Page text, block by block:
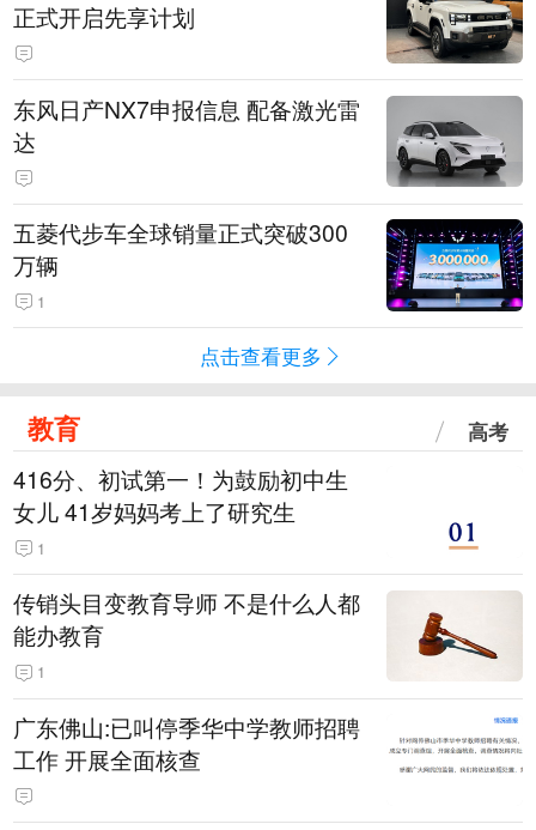
正式开启先享计划
东风日产NX7申报信息 配备激光雷
达
五菱代步车全球销量正式突破300
万辆
1
点击查看更多
教育 高考
416分、初试第一！为鼓励初中生
女儿 41岁妈妈考上了研究生
1
传销头目变教育导师 不是什么人都
能办教育
1
广东佛山:已叫停季华中学教师招聘
工作 开展全面核查